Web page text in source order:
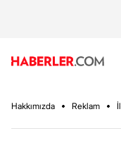
Hakkımızda Reklam